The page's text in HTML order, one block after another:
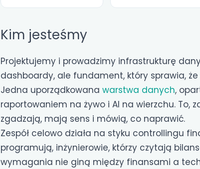
Kim jesteśmy
Projektujemy i prowadzimy infrastrukturę
dashboardy, ale fundament, który sprawia,
Jedna uporządkowana warstwa danych,
raportowaniem na żywo i AI na wierzchu. To,
zgadzają, mają sens i mówią, co naprawić.
Zespół celowo działa na styku controllingu
programują, inżynierowie, którzy czytają
wymagania nie giną między finansami a